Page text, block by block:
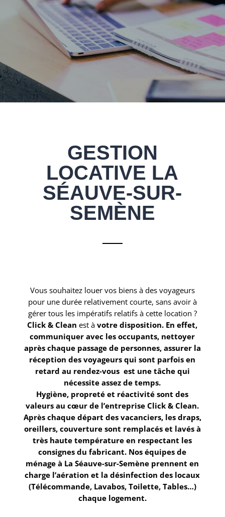
GESTION
LOCATIVE LA
SÉAUVE-SUR-
SEMÈNE
Vous souhaitez louer vos biens à des voyageurs
pour une durée relativement courte, sans avoir à
gérer tous les impératifs relatifs à cette location ?
Click & Cleanest à votre disposition. En effet,
communiquer avec les occupants, nettoyer
après chaque passage de personnes, assurer la
réception des voyageurs qui sont parfois en
retard au rendez-vous est une tâche qui
nécessite assez de temps.
Hygiène, propreté et réactivité sont des
valeurs au cœur de l’entreprise Click & Clean.
Après chaque départ des vacanciers, les draps,
oreillers, couverture sont remplacés et lavés à
très haute température en respectant les
consignes du fabricant. Nos équipes de
ménage à La Séauve-sur-Semène prennent en
charge l’aération et la désinfection des locaux
(Télécommande, Lavabos, Toilette, Tables…)
chaque logement.